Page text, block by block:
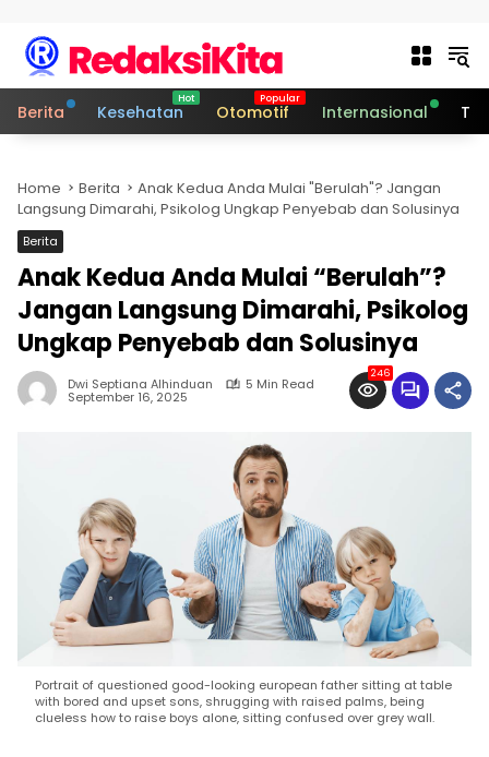
Berita Kesehatan Otomotif Internasional
Home Berita
Anak Kedua Anda Mulai "Berulah"? Jangan
Langsung Dimarahi, Psikolog Ungkap Penyebab dan Solusinya
Berita
Anak Kedua Anda Mulai “Berulah”?
Jangan Langsung Dimarahi, Psikolog
Ungkap Penyebab dan Solusinya
Dwi Septiana Alhinduan 5 Min Read
September 16, 2025
246
Portrait of questioned good-looking european father sitting at table
with bored and upset sons, shrugging with raised palms, being
clueless how to raise boys alone, sitting confused over grey wall.